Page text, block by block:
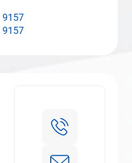
9157
9157